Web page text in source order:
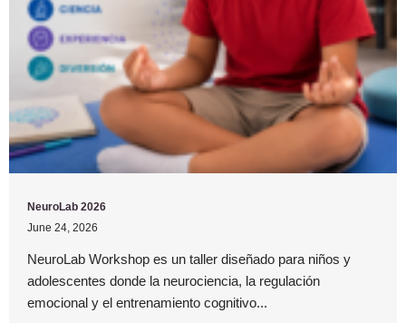
NeuroLab 2026
June 24, 2026
NeuroLab Workshop es un taller diseñado para niños y
adolescentes donde la neurociencia, la regulación
emocional y el entrenamiento cognitivo...